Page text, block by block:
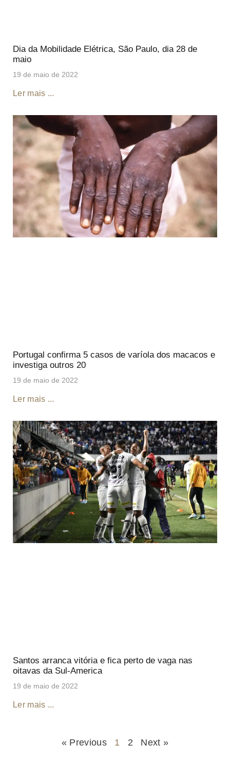
Dia da Mobilidade Elétrica, São Paulo, dia 28 de
maio
19 de maio de 2022
Ler mais ...
Portugal confirma 5 casos de varíola dos macacos e
investiga outros 20
19 de maio de 2022
Ler mais ...
Santos arranca vitória e fica perto de vaga nas
oitavas da Sul-America
19 de maio de 2022
Ler mais ...
« Previous 1 2 Next »